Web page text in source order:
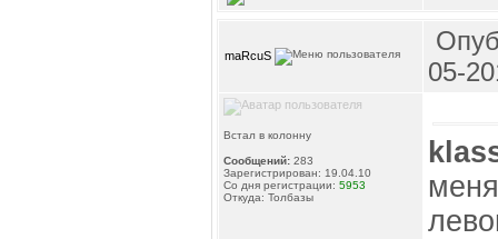
maRcuS
05-
Встал в колонну
Сообщений: 283
Зарегистрирован: 19.04.10
Со дня регистрации: 5953
Откуда: Толбазы